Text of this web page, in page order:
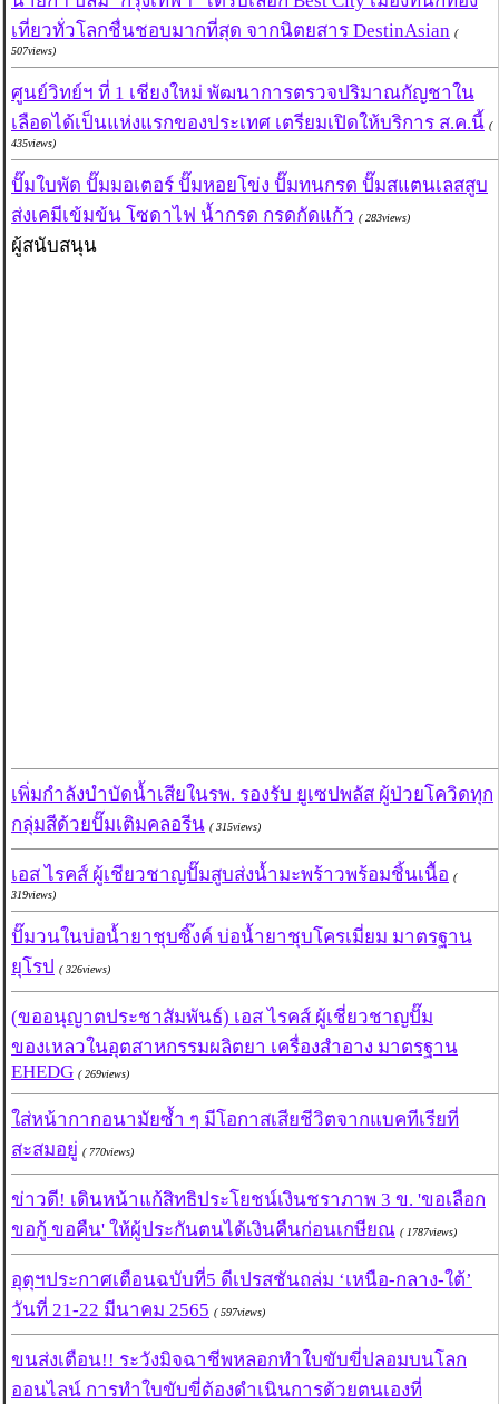
เที่ยวทั่วโลกชื่นชอบมากที่สุด จากนิตยสาร DestinAsian (
507views)
ศูนย์วิทย์ฯ ที่ 1 เชียงใหม่ พัฒนาการตรวจปริมาณกัญชาใน
เลือดได้เป็นแห่งแรกของประเทศ เตรียมเปิดให้บริการ ส.ค.นี้ (
435views)
ปั๊มใบพัด ปั๊มมอเตอร์ ปั๊มหอยโข่ง ปั๊มทนกรด ปั๊มสแตนเลสสูบ
ส่งเคมีเข้มข้น โซดาไฟ น้ำกรด กรดกัดแก้ว ( 283views)
ผู้สนับสนุน
เพิ่มกำลังบำบัดน้ำเสียในรพ. รองรับ ยูเซปพลัส ผู้ป่วยโควิดทุก
กลุ่มสีด้วยปั๊มเติมคลอรีน ( 315views)
เอส ไรคส์ ผู้เชียวชาญปั๊มสูบส่งน้ำมะพร้าวพร้อมชิ้นเนื้อ (
319views)
ปั๊มวนในบ่อน้ำยาชุบซิ๊งค์ บ่อน้ำยาชุบโครเมี่ยม มาตรฐาน
ยุโรป ( 326views)
(ขออนุญาตประชาสัมพันธ์) เอส ไรคส์ ผู้เชี่ยวชาญปั๊ม
ของเหลวในอุตสาหกรรมผลิตยา เครื่องสำอาง มาตรฐาน
EHEDG ( 269views)
ใส่หน้ากากอนามัยซ้ำ ๆ มีโอกาสเสียชีวิตจากแบคทีเรียที่
สะสมอยู่ ( 770views)
ข่าวดี! เดินหน้าแก้สิทธิประโยชน์เงินชราภาพ 3 ข. 'ขอเลือก
ขอกู้ ขอคืน' ให้ผู้ประกันตนได้เงินคืนก่อนเกษียณ ( 1787views)
อุตุฯประกาศเตือนฉบับที่5 ดีเปรสชันถล่ม ‘เหนือ-กลาง-ใต้’
วันที่ 21-22 มีนาคม 2565 ( 597views)
ขนส่งเตือน!! ระวังมิจฉาชีพหลอกทำใบขับขี่ปลอมบนโลก
ออนไลน์ การทำใบขับขี่ต้องดำเนินการด้วยตนเองที่